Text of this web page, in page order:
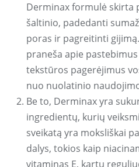
Derminax formulė skirta
šaltinio, padedanti
poras ir pagreitinti
praneša apie
tekstūros pagerėjimus
nuo nuolatinio
Be to, Derminax yra
ingredientų, kurių
sveikatą yra moksliškai
dalys, tokios kaip
vitaminas E, kartu